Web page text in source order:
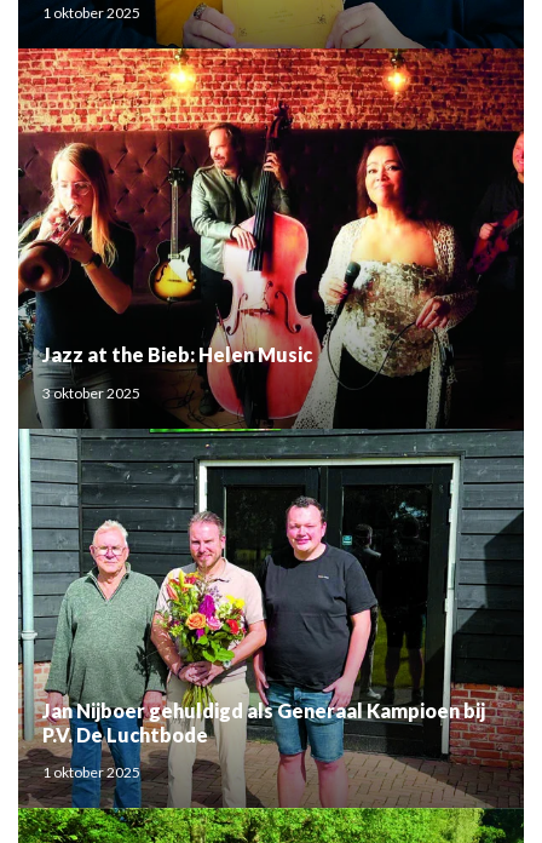
1 oktober 2025
Jazz at the Bieb: Helen Music
3 oktober 2025
Jan Nijboer gehuldigd als Generaal Kampioen bij
P.V. De Luchtbode
1 oktober 2025